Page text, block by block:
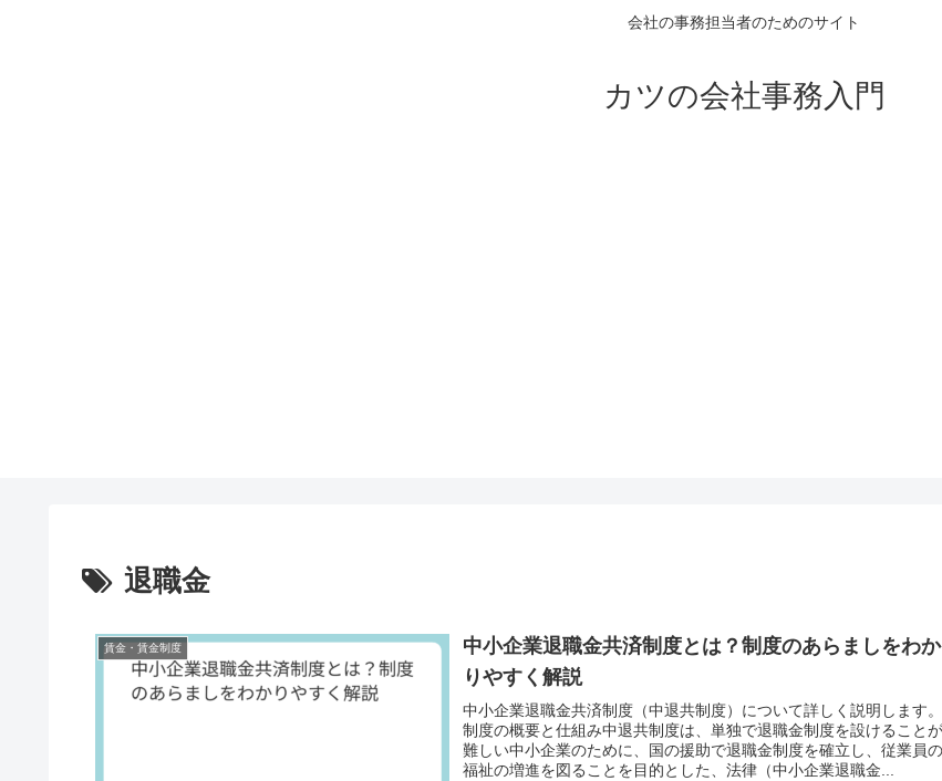
会社の事務担当者のためのサイト
カツの会社事務入門
退職金
賃金・賃金制度
中小企業退職金共済制度とは？制度のあらましをわか
りやすく解説
中小企業退職金共済制度（中退共制度）について詳しく説明します。
制度の概要と仕組み中退共制度は、単独で退職金制度を設けることが
難しい中小企業のために、国の援助で退職金制度を確立し、従業員の
福祉の増進を図ることを目的とした、法律（中小企業退職金...